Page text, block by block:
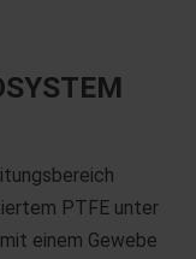
PTFE unter
einem Gewebe